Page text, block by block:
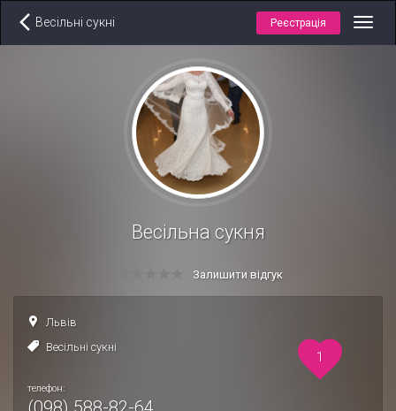
Весільні сукні Реєстрація
Весільна сукня
Залишити відгук
Львів
Весільні сукні
телефон:
1